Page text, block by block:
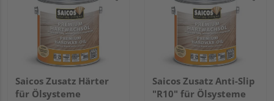
Saicos Zusatz Härter
für Ölsysteme
Saicos Zusatz Anti-Slip
"R10" für Ölsysteme